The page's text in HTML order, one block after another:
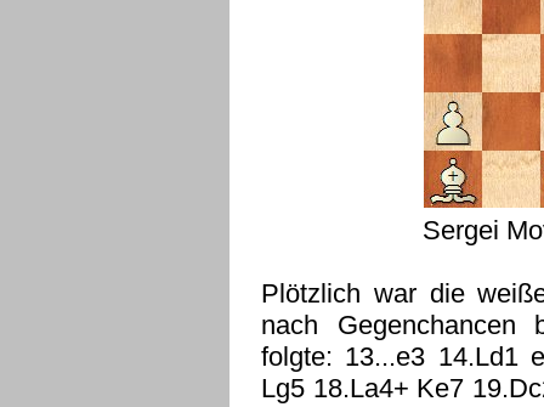
Sergei
Plötzlich war die
nach Gegenchancen
folgte: 13...e3 14.Ld1
Lg5 18.La4+ Ke7